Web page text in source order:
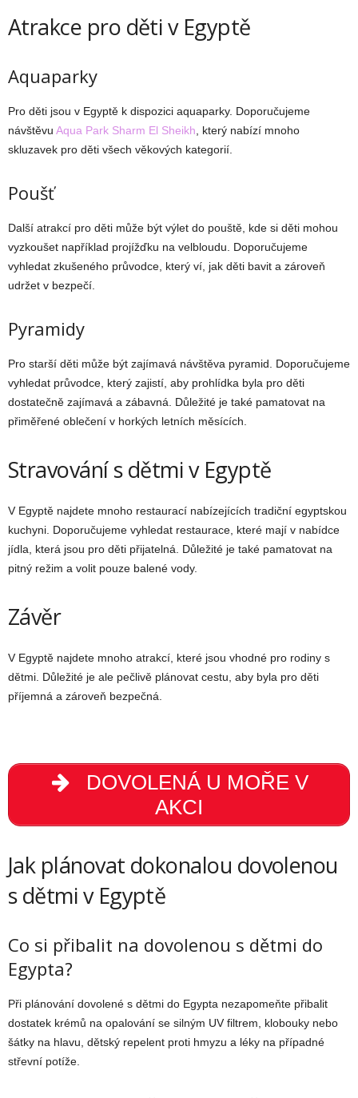
Atrakce pro děti v Egyptě
Aquaparky
Pro děti jsou v Egyptě k dispozici aquaparky. Doporučujeme
návštěvu Aqua Park Sharm El Sheikh, který nabízí mnoho
skluzavek pro děti všech věkových kategorií.
Poušť
Další atrakcí pro děti může být výlet do pouště, kde si děti mohou
vyzkoušet například projížďku na velbloudu. Doporučujeme
vyhledat zkušeného průvodce, který ví, jak děti bavit a zároveň
udržet v bezpečí.
Pyramidy
Pro starší děti může být zajímavá návštěva pyramid. Doporučujeme
vyhledat průvodce, který zajistí, aby prohlídka byla pro děti
dostatečně zajímavá a zábavná. Důležité je také pamatovat na
přiměřené oblečení v horkých letních měsících.
Stravování s dětmi v Egyptě
V Egyptě najdete mnoho restaurací nabízejících tradiční egyptskou
kuchyni. Doporučujeme vyhledat restaurace, které mají v nabídce
jídla, která jsou pro děti přijatelná. Důležité je také pamatovat na
pitný režim a volit pouze balené vody.
Závěr
V Egyptě najdete mnoho atrakcí, které jsou vhodné pro rodiny s
dětmi. Důležité je ale pečlivě plánovat cestu, aby byla pro děti
příjemná a zároveň bezpečná.
DOVOLENÁ U MOŘE V
AKCI
Jak plánovat dokonalou dovolenou
s dětmi v Egyptě
Co si přibalit na dovolenou s dětmi do
Egypta?
Při plánování dovolené s dětmi do Egypta nezapomeňte přibalit
dostatek krémů na opalování se silným UV filtrem, klobouky nebo
šátky na hlavu, dětský repelent proti hmyzu a léky na případné
střevní potíže.